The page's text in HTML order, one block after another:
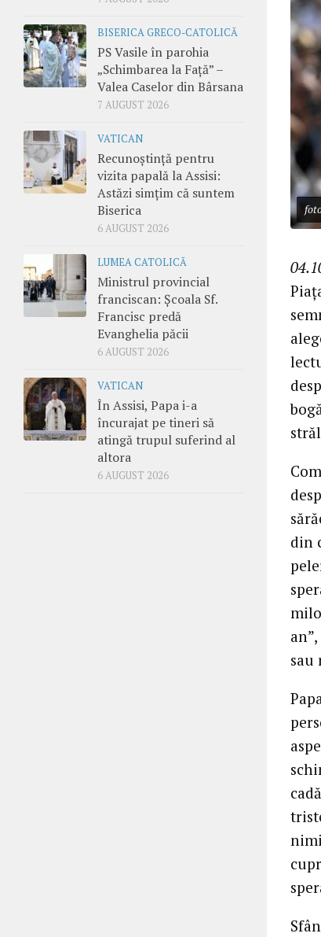
din
sau
BISERICA GRECO-CATOLICĂ
PS Vasile în parohia
„Schimbarea la Față” –
Valea Caselor din Bârsana
7 AUGUST 2026
VATICAN
Recunoștință pentru
vizita papală la Assisi:
Astăzi simțim că suntem
Biserica
6 AUGUST 2026
LUMEA CATOLICĂ
Ministrul provincial
franciscan: Școala Sf.
Francisc predă
Evanghelia păcii
6 AUGUST 2026
VATICAN
În Assisi, Papa i-a
încurajat pe tineri să
atingă trupul suferind al
altora
6 AUGUST 2026